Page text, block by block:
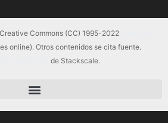
Commons (CC) 1995-2022
online). Otros contenidos se cita fuente.
de Stackscale.